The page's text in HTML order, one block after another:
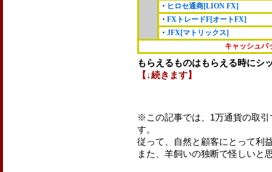
・ ヒロセ通商[LION FX]
・ FXトレードF[オートFX]
・ JFX[マトリックス]
キャッシュバ
もらえるものはもらえる時にシ
【↓続きます】
※この記事では、1万通貨の取
す。
従って、自然と顧客にとって利
また、羊飼いの独断で怪しいと